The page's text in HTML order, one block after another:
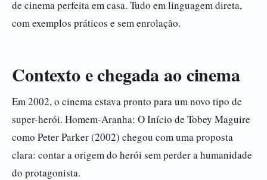
de cinema perfeita em casa. Tudo em linguagem direta,
com exemplos práticos e sem enrolação.
Contexto e chegada ao cinema
Em 2002, o cinema estava pronto para um novo tipo de
super-herói. Homem-Aranha: O Início de Tobey Maguire
como Peter Parker (2002) chegou com uma proposta
clara: contar a origem do herói sem perder a humanidade
do protagonista.